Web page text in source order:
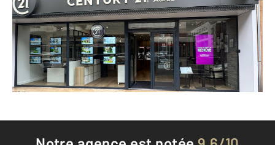
ERMONT - 95120
Envoyer un message
Téléphoner à l'agence